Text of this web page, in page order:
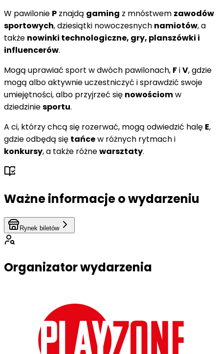
W pawilonie P znajdą gaming z mnóstwem zawodów
sportowych, dziesiątki nowoczesnych namiotów, a
także nowinki technologiczne, gry, planszówki i
influencerów.
Mogą uprawiać sport w dwóch pawilonach, FiV, gdzie
mogą albo aktywnie uczestniczyć i sprawdzić swoje
umiejętności, albo przyjrzeć się nowościomw
dziedziniesportu.
A ci, którzy chcą się rozerwać, mogą odwiedzić halę E,
gdzie odbędą się tańcew różnych rytmach i
konkursy, a także różnewarsztaty.
Ważne informacje o wydarzeniu
Rynek biletów
Organizator wydarzenia